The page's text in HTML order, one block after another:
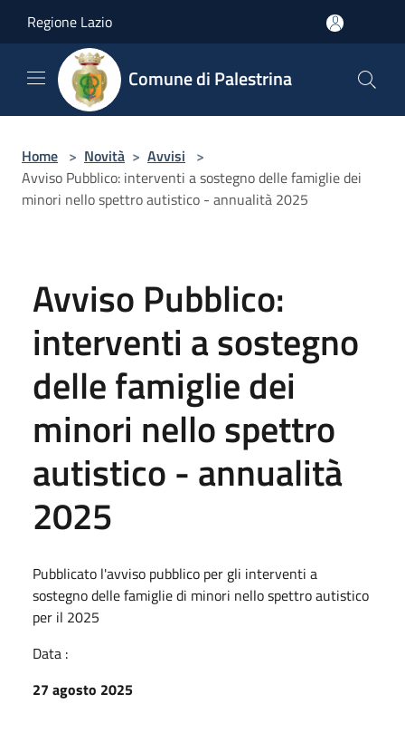
Regione Lazio
Comune di Palestrina
Home > Novità > Avvisi >
Avviso Pubblico: interventi a sostegno delle famiglie dei
minori nello spettro autistico - annualità 2025
Avviso Pubblico:
interventi a sostegno
delle famiglie dei
minori nello spettro
autistico - annualità
2025
Pubblicato l'avviso pubblico per gli interventi a
sostegno delle famiglie di minori nello spettro autistico
per il 2025
Data :
27 agosto 2025